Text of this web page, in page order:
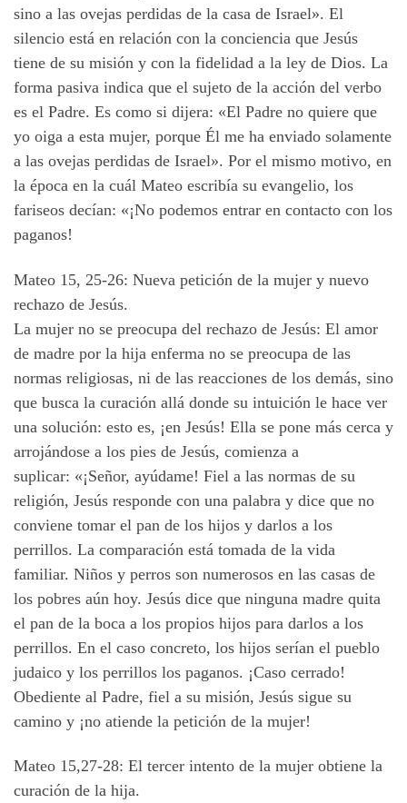
sino a las ovejas perdidas de la casa de Israel». El
silencio está en relación con la conciencia que Jesús
tiene de su misión y con la fidelidad a la ley de Dios. La
forma pasiva indica que el sujeto de la acción del verbo
es el Padre. Es como si dijera: «El Padre no quiere que
yo oiga a esta mujer, porque Él me ha enviado solamente
a las ovejas perdidas de Israel». Por el mismo motivo, en
la época en la cuál Mateo escribía su evangelio, los
fariseos decían: «¡No podemos entrar en contacto con los
paganos!
Mateo 15, 25-26: Nueva petición de la mujer y nuevo
rechazo de Jesús.
La mujer no se preocupa del rechazo de Jesús: El amor
de madre por la hija enferma no se preocupa de las
normas religiosas, ni de las reacciones de los demás, sino
que busca la curación allá donde su intuición le hace ver
una solución: esto es, ¡en Jesús! Ella se pone más cerca y
arrojándose a los pies de Jesús, comienza a
suplicar: «¡Señor, ayúdame! Fiel a las normas de su
religión, Jesús responde con una palabra y dice que no
conviene tomar el pan de los hijos y darlos a los
perrillos. La comparación está tomada de la vida
familiar. Niños y perros son numerosos en las casas de
los pobres aún hoy. Jesús dice que ninguna madre quita
el pan de la boca a los propios hijos para darlos a los
perrillos. En el caso concreto, los hijos serían el pueblo
judaico y los perrillos los paganos. ¡Caso cerrado!
Obediente al Padre, fiel a su misión, Jesús sigue su
camino y ¡no atiende la petición de la mujer!
Mateo 15,27-28: El tercer intento de la mujer obtiene la
curación de la hija.